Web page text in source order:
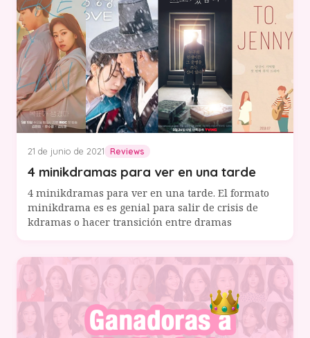
21 de junio de 2021 Reviews
4 minikdramas para ver en una tarde
4 minikdramas para ver en una tarde. El formato
minikdrama es es genial para salir de crisis de
kdramas o hacer transición entre dramas